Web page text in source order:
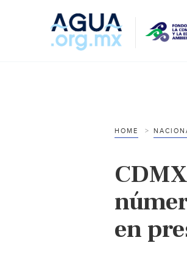
HOME
en